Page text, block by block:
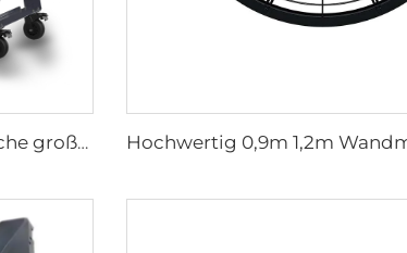
große Größe 2m PMSM bewegliche große Standfußböden für Sportbereiche